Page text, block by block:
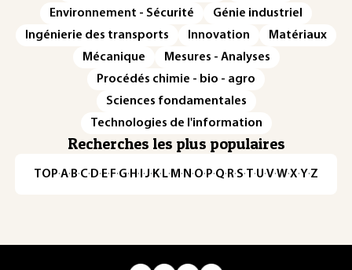
Environnement - Sécurité
Génie industriel
Ingénierie des transports
Innovation
Matériaux
Mécanique
Mesures - Analyses
Procédés chimie - bio - agro
Sciences fondamentales
Technologies de l'information
Recherches les plus populaires
TOP·A·B·C· D· E· F·G· H · ·J· K· L· M · N ·O· P·Q· R·S·T·U·V·W·X·Y·Z